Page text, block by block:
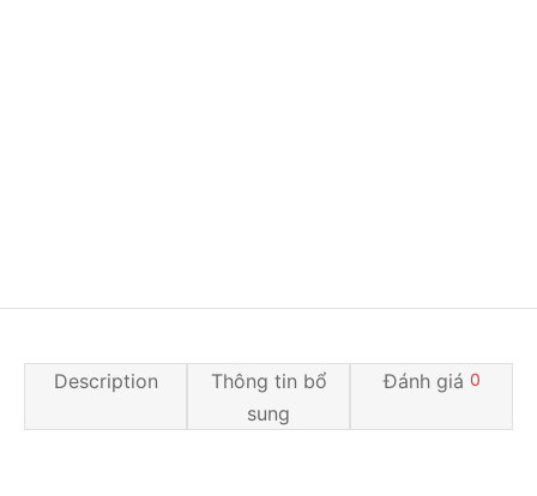
Description
Thông tin bổ
sung
Đánh giá 0